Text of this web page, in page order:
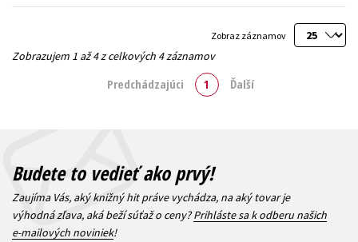
Zobraz záznamov
Zobrazujem 1 až 4 z celkových 4 záznamov
Predchádzajúci 1 Ďalší
Budete to vedieť ako prvý!
Zaujíma Vás, aký knižný hit práve vychádza, na aký tovar je
výhodná zľava, aká beží súťaž o ceny?Prihláste sa k odberu našich
e-mailových noviniek!